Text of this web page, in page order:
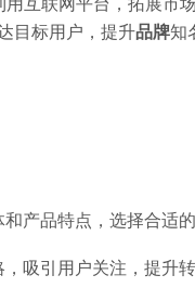
互联网平台，拓展市
目标用户，提升品牌知
产品特点，选择合适
吸引用户关注，提升转